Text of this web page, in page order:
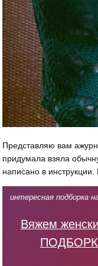
Представляю вам
придумала взяла
написано в
интересная подборка
Вяжем